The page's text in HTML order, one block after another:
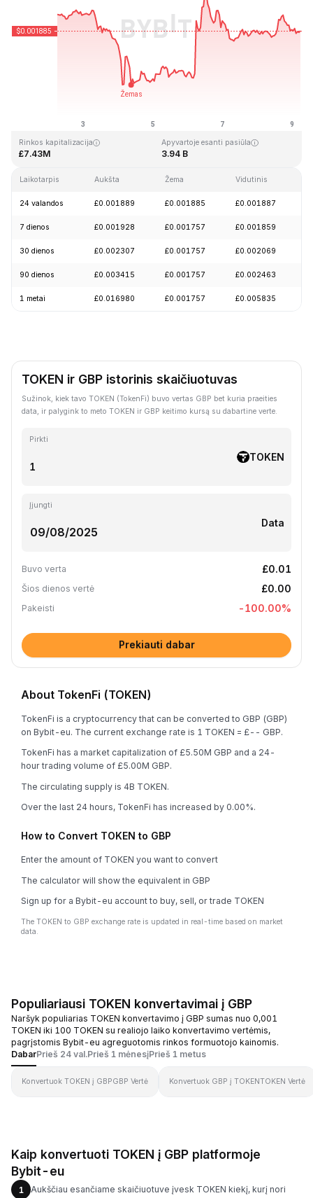
Paskutinį kartą atnaujinta: 2026-08-09, 05:46 GMT+0
Rinkos kapitalizacija
£7.43M
Apyvartoje esanti pasiūla
3.94 B
Laikotarpis Aukšta Žema Vidutinis
24 valandos £0.001889 £0.001885 £0.001887
7 dienos £0.001928 £0.001757 £0.001859
30 dienos £0.002307 £0.001757 £0.002069
90 dienos £0.003415 £0.001757 £0.002463
1 metai £0.016980 £0.001757 £0.005835
TOKEN ir GBP istorinis skaičiuotuvas
Sužinok, kiek tavo TOKEN (TokenFi) buvo vertas GBP bet kuria praeities
data, ir palygink to meto TOKEN ir GBP keitimo kursą su dabartine verte.
Pirkti
TOKEN
Įjungti
Data
Buvo verta £0.01
Šios dienos vertė £0.00
Pakeisti -100.00%
Prekiauti dabar
About TokenFi (TOKEN)
TokenFi is a cryptocurrency that can be converted to GBP (GBP)
on Bybit-eu. The current exchange rate is 1 TOKEN = £-- GBP.
TokenFi has a market capitalization of £5.50M GBP and a 24-
hour trading volume of £5.00M GBP.
The circulating supply is 4B TOKEN.
Over the last 24 hours, TokenFi has increased by 0.00%.
How to Convert TOKEN to GBP
Enter the amount of TOKEN you want to convert
The calculator will show the equivalent in GBP
Sign up for a Bybit-eu account to buy, sell, or trade TOKEN
The TOKEN to GBP exchange rate is updated in real-time based on market
data.
Populiariausi TOKEN konvertavimai į GBP
Naršyk populiarias TOKEN konvertavimo į GBP sumas nuo 0,001
TOKEN iki 100 TOKEN su realiojo laiko konvertavimo vertėmis,
pagrįstomis Bybit-eu agreguotomis rinkos formuotojo kainomis.
DabarPrieš 24 val.Prieš 1 mėnesįPrieš 1 metus
Konvertuok TOKEN į GBPGBP Vertė Konvertuok GBP į TOKENTOKEN Vertė
Kaip konvertuoti TOKEN į GBP platformoje
Bybit-eu
1
Aukščiau esančiame skaičiuotuve įvesk TOKEN kiekį, kurį nori